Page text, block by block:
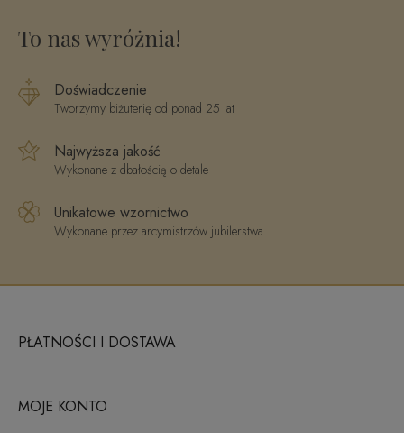
To nas wyróżnia!
Doświadczenie
Tworzymy biżuterię od ponad 25 lat
Najwyższa jakość
Wykonane z dbałością o detale
Unikatowe wzornictwo
Wykonane przez arcymistrzów jubilerstwa
PŁATNOŚCI I DOSTAWA
MOJE KONTO